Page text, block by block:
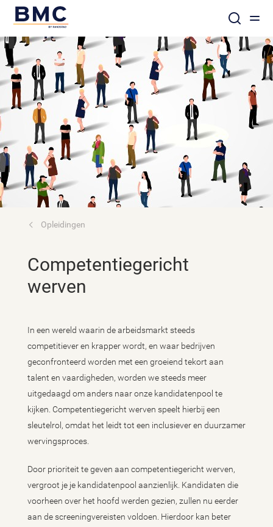
Opleidingen
Competentiegericht
werven
In een wereld waarin de arbeidsmarkt steeds
competitiever en krapper wordt, en waar bedrijven
geconfronteerd worden met een groeiend tekort aan
talent en vaardigheden, worden we steeds meer
uitgedaagd om anders naar onze kandidatenpool te
kijken. Competentiegericht werven speelt hierbij een
sleutelrol, omdat het leidt tot een inclusiever en duurzamer
wervingsproces.
Door prioriteit te geven aan competentiegericht werven,
vergroot je je kandidatenpool aanzienlijk. Kandidaten die
voorheen over het hoofd werden gezien, zullen nu eerder
aan de screeningvereisten voldoen. Hierdoor kan beter